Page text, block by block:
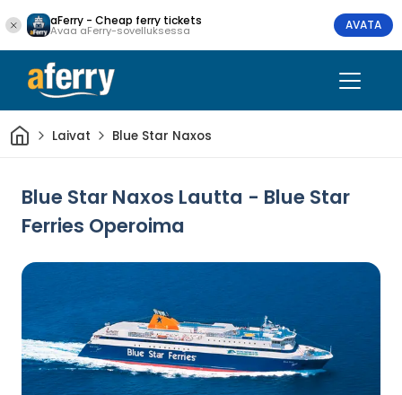
aFerry - Cheap ferry tickets
Avaa aFerry-sovelluksessa AVATA
KotiinLaivat Blue Star Naxos
Blue Star Naxos Lautta - Blue Star
Ferries Operoima